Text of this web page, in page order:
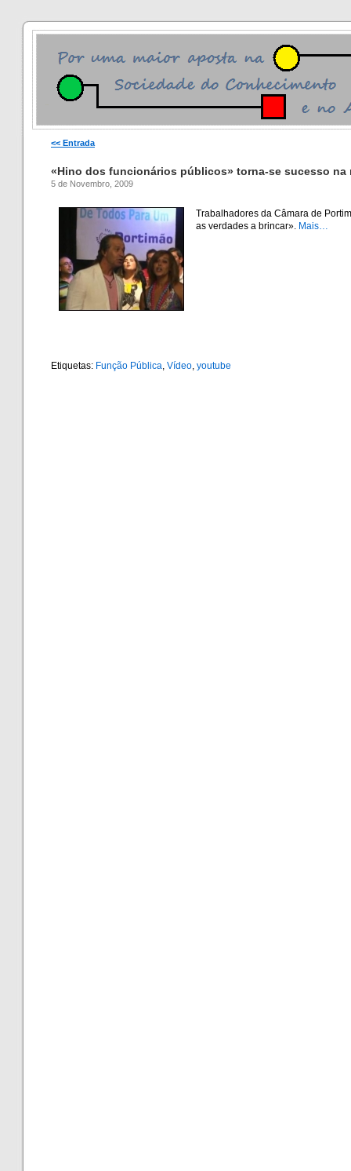
<< Entrada
«Hino dos funcionários públicos» torna-se sucesso na
5 de Novembro, 2009
Trabalhadores da Câmara de
as verdades a brincar». Mais…
Etiquetas: Função Pública, Vídeo, youtube